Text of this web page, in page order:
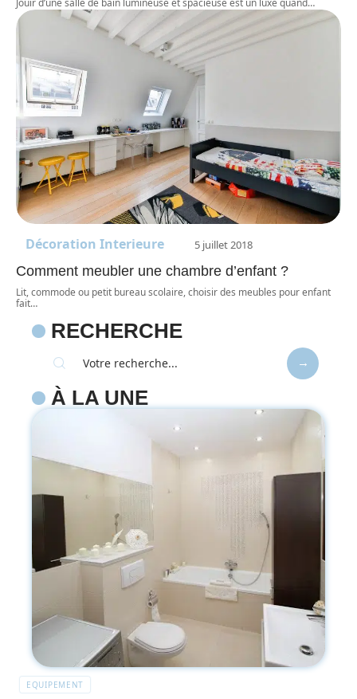
Décoration Interieure 5 juillet 2018
Comment meubler une chambre d’enfant ?
Lit, commode ou petit bureau scolaire, choisir des meubles pour enfant
fait…
RECHERCHE
À LA UNE
EQUIPEMENT